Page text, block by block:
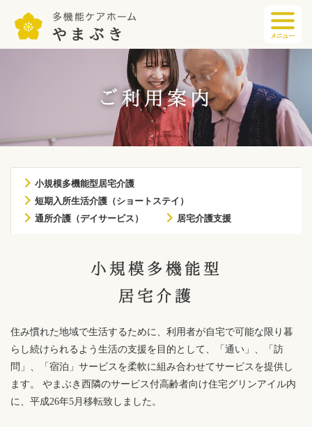
ご利用案内
小規模多機能型居宅介護
短期入所生活介護（ショートステイ）
通所介護（デイサービス）
居宅介護支援
小規模多機能型
居宅介護
住み慣れた地域で生活するために、利用者が自宅で可能な限り暮
らし続けられるよう生活の支援を目的として、「通い」、「訪
問」、「宿泊」サービスを柔軟に組み合わせてサービスを提供し
ます。 やまぶき西隣のサービス付高齢者向け住宅グリンアイル内
に、平成26年5月移転致しました。